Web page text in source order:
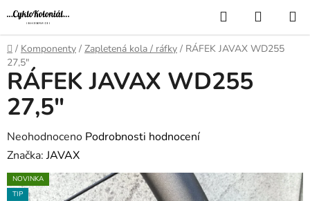
Přejít
na
obsah
Hledat
KOŠÍK
Domů
/ Komponenty / Zapletená kola / ráfky / RÁFEK JAVAX WD255
27,5"
RÁFEK JAVAX WD255
27,5"
Průměrné
hodnocení
produktu
je
Neohodnoceno Podrobnosti hodnocení
Značka:JAVAX
NOVINKA
TIP